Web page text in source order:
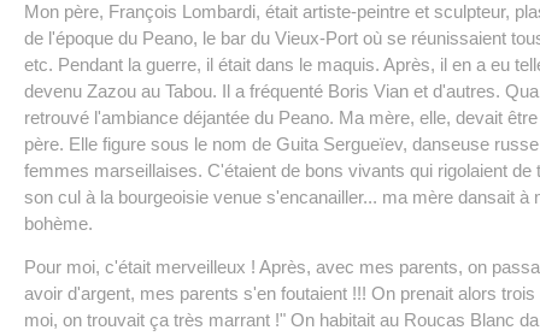
Mon père, François Lombardi, était artiste-peintre et sculpteur,
de l'époque du Peano, le bar du Vieux-Port où se réunissaient
etc. Pendant la guerre, il était dans le maquis. Après, il en a eu
devenu Zazou au Tabou. Il a fréquenté Boris Vian et d'autres.
retrouvé l'ambiance déjantée du Peano. Ma mère, elle, devait
père. Elle figure sous le nom de Guita Sergueïev, danseuse
femmes marseillaises. C'étaient de bons vivants qui rigolaient
son cul à la bourgeoisie venue s'encanailler... ma mère dansait à
bohème.
Pour moi, c'était merveilleux ! Après, avec mes parents, on
avoir d'argent, mes parents s'en foutaient !!! On prenait alors
moi, on trouvait ça très marrant !" On habitait au Roucas Blanc